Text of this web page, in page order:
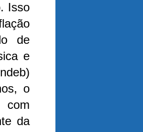
Isso
de
e
o
com
da